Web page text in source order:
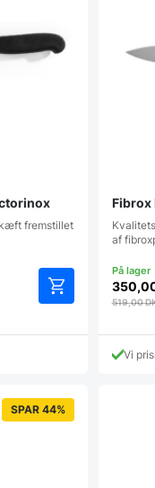
fremstillet
Fibrox
af
519,00
Vi
SPAR 44%